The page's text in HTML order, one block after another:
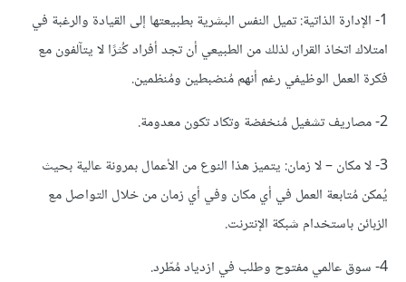
1- الإدارة الذاتية: تميل النفس البشرية بطبيعتها إلى القيادة والرغبة في
امتلاك اتخاذ القرار، لذلك من الطبيعي أن تجد أفراد كُثرًا لا يتآلفون مع
فكرة العمل الوظيفي رغم أنهم مُنضبطين ومُنظمين.
2- مصاريف تشغيل مُنخفضة وتكاد تكون معدومة.
3- لا مكان – لا زمان: يتميز هذا النوع من الأعمال بمرونة عالية بحيث
يُمكن مُتابعة العمل في أي مكان وفي أي زمان من خلال التواصل مع
الزبائن باستخدام شبكة الإنترنت.
4- سوق عالمي مفتوح وطلب في ازدياد مُطّرد.